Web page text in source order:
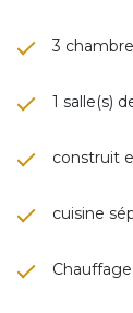
3
1 salle(s)
construit
cuisine